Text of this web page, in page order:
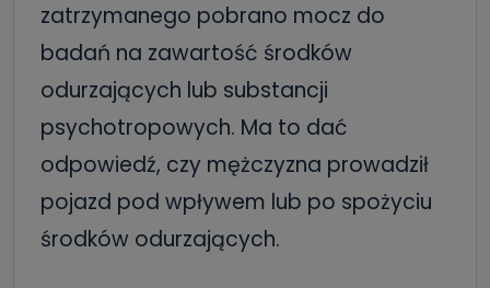
zatrzymanego pobrano mocz do
badań na zawartość środków
odurzających lub substancji
psychotropowych. Ma to dać
odpowiedź, czy mężczyzna prowadził
pojazd pod wpływem lub po spożyciu
środków odurzających.